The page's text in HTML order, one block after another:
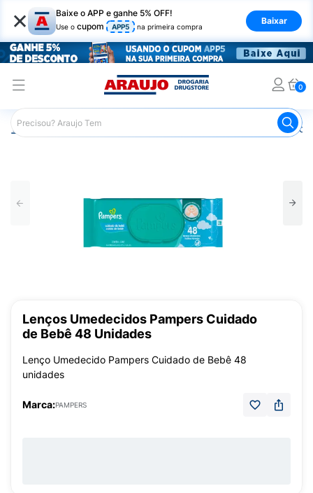
× Baixe o APP e ganhe 5% OFF!
Use o cupom APP5 na primeira compra
Baixar
0
Araujo Infantil Lenços Umedecidos
Lenços Umedecidos Pampers Cuidado
de Bebê 48 Unidades
Lenço Umedecido Pampers Cuidado de Bebê 48
unidades
Marca:PAMPERS